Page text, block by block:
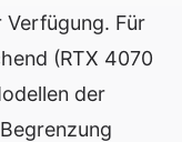
Für
(RTX 4070
der